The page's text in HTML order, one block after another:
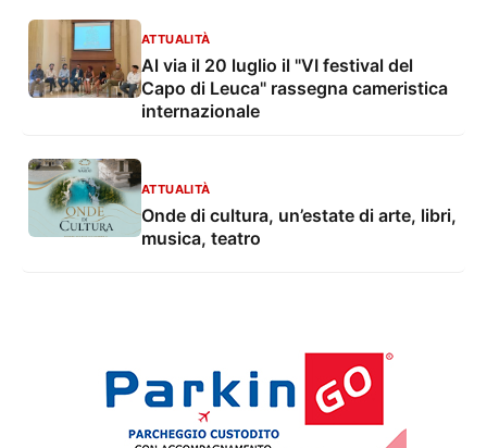
ATTUALITÀ
Al via il 20 luglio il "VI festival del
Capo di Leuca" rassegna cameristica
internazionale
ATTUALITÀ
Onde di cultura, un’estate di arte, libri,
musica, teatro